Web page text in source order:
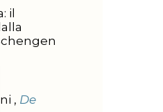
il
Intervista a Ada Cavazzani , De